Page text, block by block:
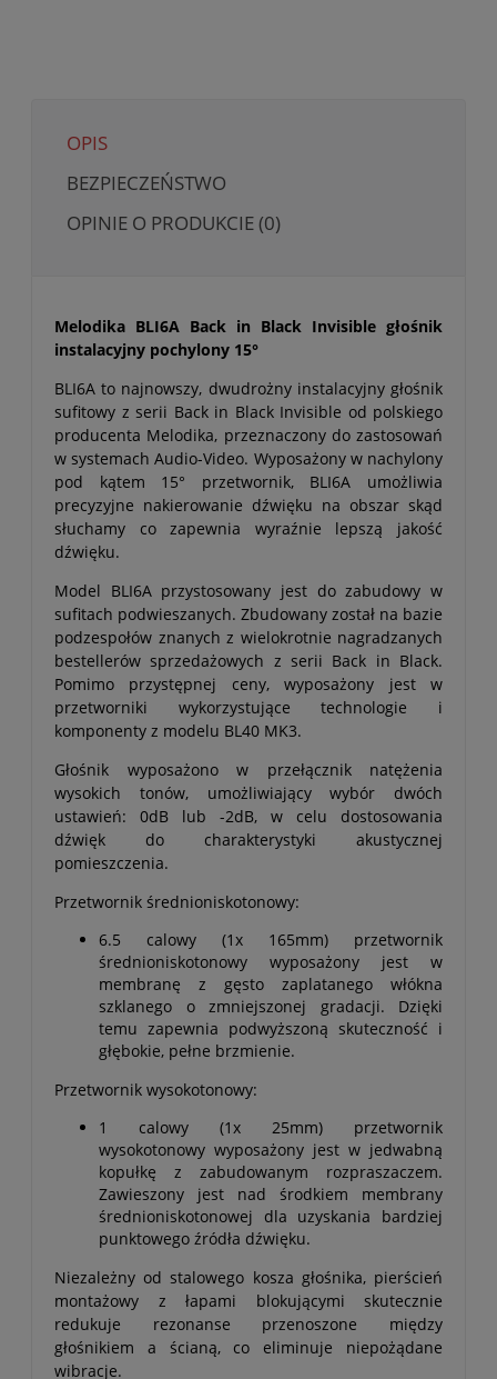
OPIS
BEZPIECZEŃSTWO
OPINIE O PRODUKCIE (0)
Melodika BLI6A Back in Black Invisible głośnik
instalacyjny pochylony 15°
BLI6A to najnowszy, dwudrożny instalacyjny głośnik
sufitowy z serii Back in Black Invisible od polskiego
producenta Melodika, przeznaczony do zastosowań
w systemach Audio-Video. Wyposażony w nachylony
pod kątem 15° przetwornik, BLI6A umożliwia
precyzyjne nakierowanie dźwięku na obszar skąd
słuchamy co zapewnia wyraźnie lepszą jakość
dźwięku.
Model BLI6A przystosowany jest do zabudowy w
sufitach podwieszanych. Zbudowany został na bazie
podzespołów znanych z wielokrotnie nagradzanych
bestellerów sprzedażowych z serii Back in Black.
Pomimo przystępnej ceny, wyposażony jest w
przetworniki wykorzystujące technologie i
komponenty z modelu BL40 MK3.
Głośnik wyposażono w przełącznik natężenia
wysokich tonów, umożliwiający wybór dwóch
ustawień: 0dB lub -2dB, w celu dostosowania
dźwięk do charakterystyki akustycznej
pomieszczenia.
Przetwornik średnioniskotonowy:
6.5 calowy (1x 165mm) przetwornik
średnioniskotonowy wyposażony jest w
membranę z gęsto zaplatanego włókna
szklanego o zmniejszonej gradacji. Dzięki
temu zapewnia podwyższoną skuteczność i
głębokie, pełne brzmienie.
Przetwornik wysokotonowy:
1 calowy (1x 25mm) przetwornik
wysokotonowy wyposażony jest w jedwabną
kopułkę z zabudowanym rozpraszaczem.
Zawieszony jest nad środkiem membrany
średnioniskotonowej dla uzyskania bardziej
punktowego źródła dźwięku.
Niezależny od stalowego kosza głośnika, pierścień
montażowy z łapami blokującymi skutecznie
redukuje rezonanse przenoszone między
głośnikiem a ścianą, co eliminuje niepożądane
wibracje.